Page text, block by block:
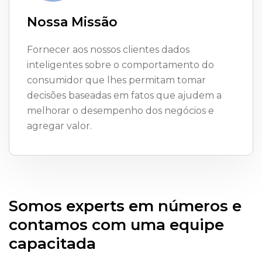
Nossa Missão
Fornecer aos nossos clientes dados
inteligentes sobre o comportamento do
consumidor que lhes permitam tomar
decisões baseadas em fatos que ajudem a
melhorar o desempenho dos negócios e
agregar valor.
Somos experts em números e
contamos com uma equipe
capacitada